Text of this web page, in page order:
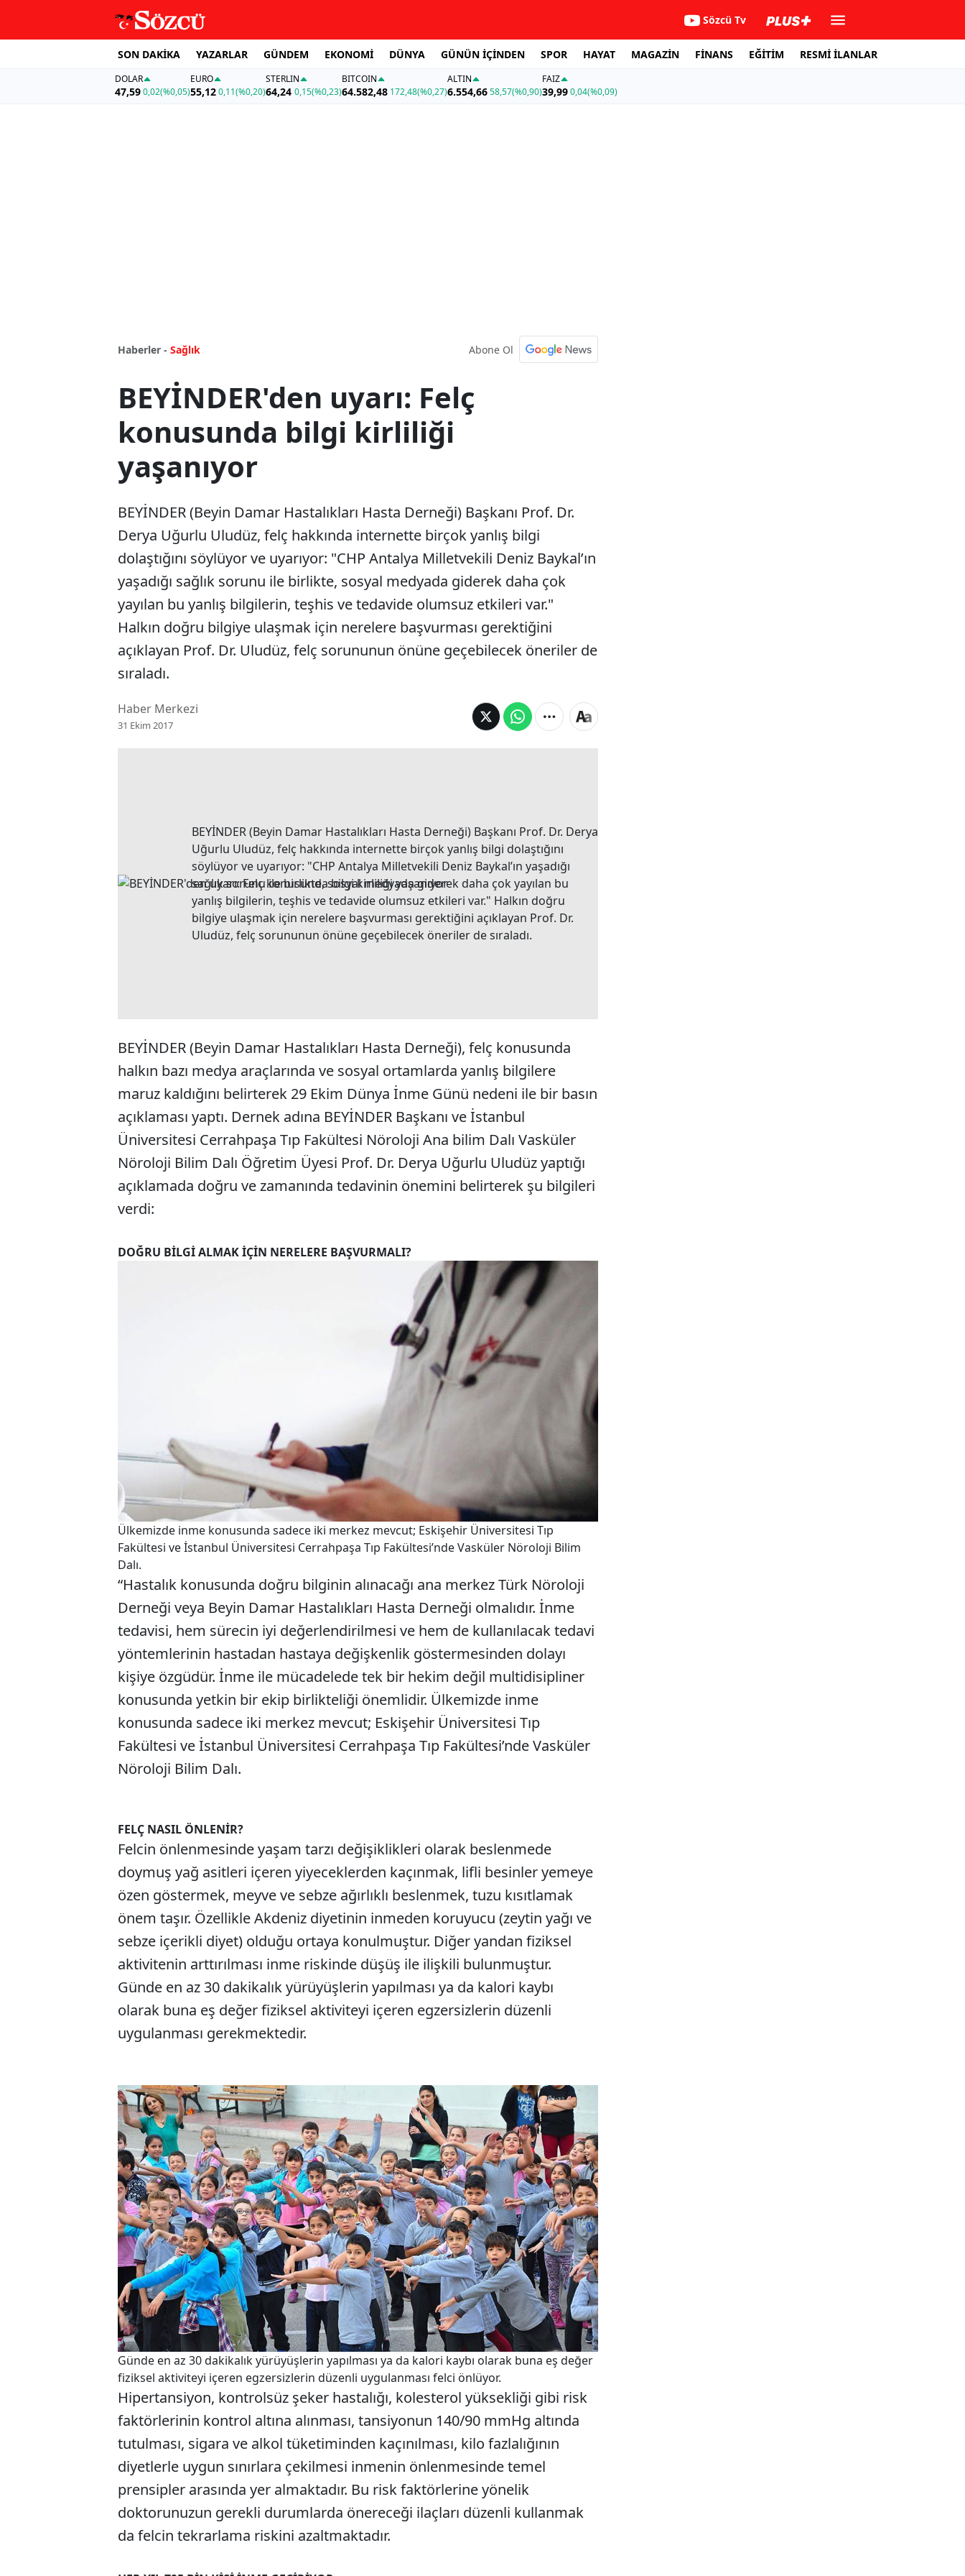
Sözcü Tv
SON DAKİKA YAZARLAR GÜNDEM EKONOMİ DÜNYA GÜNÜN İÇİNDEN SPOR HAYAT MAGAZİN FİNANS EĞİTİM RESMİ İLANLAR
DOLAR
47,590,02(%0,05)
EURO
55,12 0,11(%0,20)
STERLIN
64,24 0,15(%0,23)
BITCOIN
64.582,48 172,48(%0,27)
ALTIN
6.554,6658,57(%0,90)
FAİZ
39,990,04(%0,09)
Haberler - Sağlık Abone Ol
BEYİNDER'den uyarı: Felç
konusunda bilgi kirliliği
yaşanıyor
BEYİNDER (Beyin Damar Hastalıkları Hasta Derneği) Başkanı Prof. Dr.
Derya Uğurlu Uludüz, felç hakkında internette birçok yanlış bilgi
dolaştığını söylüyor ve uyarıyor: "CHP Antalya Milletvekili Deniz Baykal’ın
yaşadığı sağlık sorunu ile birlikte, sosyal medyada giderek daha çok
yayılan bu yanlış bilgilerin, teşhis ve tedavide olumsuz etkileri var."
Halkın doğru bilgiye ulaşmak için nerelere başvurması gerektiğini
açıklayan Prof. Dr. Uludüz, felç sorununun önüne geçebilecek öneriler de
sıraladı.
Haber Merkezi
31 Ekim 2017
BEYİNDER (Beyin Damar Hastalıkları Hasta Derneği) Başkanı Prof. Dr. Derya
Uğurlu Uludüz, felç hakkında internette birçok yanlış bilgi dolaştığını
söylüyor ve uyarıyor: "CHP Antalya Milletvekili Deniz Baykal’ın yaşadığı
sağlık sorunu ile birlikte, sosyal medyada giderek daha çok yayılan bu
yanlış bilgilerin, teşhis ve tedavide olumsuz etkileri var." Halkın doğru
bilgiye ulaşmak için nerelere başvurması gerektiğini açıklayan Prof. Dr.
Uludüz, felç sorununun önüne geçebilecek öneriler de sıraladı.
BEYİNDER (Beyin Damar Hastalıkları Hasta Derneği), felç konusunda
halkın bazı medya araçlarında ve sosyal ortamlarda yanlış bilgilere
maruz kaldığını belirterek 29 Ekim Dünya İnme Günü nedeni ile bir basın
açıklaması yaptı. Dernek adına BEYİNDER Başkanı ve İstanbul
Üniversitesi Cerrahpaşa Tıp Fakültesi Nöroloji Ana bilim Dalı Vasküler
Nöroloji Bilim Dalı Öğretim Üyesi Prof. Dr. Derya Uğurlu Uludüz yaptığı
açıklamada doğru ve zamanında tedavinin önemini belirterek şu bilgileri
verdi:
DOĞRU BİLGİ ALMAK İÇİN NERELERE BAŞVURMALI?
Ülkemizde inme konusunda sadece iki merkez mevcut; Eskişehir Üniversitesi Tıp
Fakültesi ve İstanbul Üniversitesi Cerrahpaşa Tıp Fakültesi’nde Vasküler Nöroloji Bilim
Dalı.
“Hastalık konusunda doğru bilginin alınacağı ana merkez Türk Nöroloji
Derneği veya Beyin Damar Hastalıkları Hasta Derneği olmalıdır. İnme
tedavisi, hem sürecin iyi değerlendirilmesi ve hem de kullanılacak tedavi
yöntemlerinin hastadan hastaya değişkenlik göstermesinden dolayı
kişiye özgüdür. İnme ile mücadelede tek bir hekim değil multidisipliner
konusunda yetkin bir ekip birlikteliği önemlidir. Ülkemizde inme
konusunda sadece iki merkez mevcut; Eskişehir Üniversitesi Tıp
Fakültesi ve İstanbul Üniversitesi Cerrahpaşa Tıp Fakültesi’nde Vasküler
Nöroloji Bilim Dalı.
FELÇ NASIL ÖNLENİR?
Felcin önlenmesinde yaşam tarzı değişiklikleri olarak beslenmede
doymuş yağ asitleri içeren yiyeceklerden kaçınmak, lifli besinler yemeye
özen göstermek, meyve ve sebze ağırlıklı beslenmek, tuzu kısıtlamak
önem taşır. Özellikle Akdeniz diyetinin inmeden koruyucu (zeytin yağı ve
sebze içerikli diyet) olduğu ortaya konulmuştur. Diğer yandan fiziksel
aktivitenin arttırılması inme riskinde düşüş ile ilişkili bulunmuştur.
Günde en az 30 dakikalık yürüyüşlerin yapılması ya da kalori kaybı
olarak buna eş değer fiziksel aktiviteyi içeren egzersizlerin düzenli
uygulanması gerekmektedir.
Günde en az 30 dakikalık yürüyüşlerin yapılması ya da kalori kaybı olarak buna eş değer
fiziksel aktiviteyi içeren egzersizlerin düzenli uygulanması felci önlüyor.
Hipertansiyon, kontrolsüz şeker hastalığı, kolesterol yüksekliği gibi risk
faktörlerinin kontrol altına alınması, tansiyonun 140/90 mmHg altında
tutulması, sigara ve alkol tüketiminden kaçınılması, kilo fazlalığının
diyetlerle uygun sınırlara çekilmesi inmenin önlenmesinde temel
prensipler arasında yer almaktadır. Bu risk faktörlerine yönelik
doktorunuzun gerekli durumlarda önereceği ilaçları düzenli kullanmak
da felcin tekrarlama riskini azaltmaktadır.